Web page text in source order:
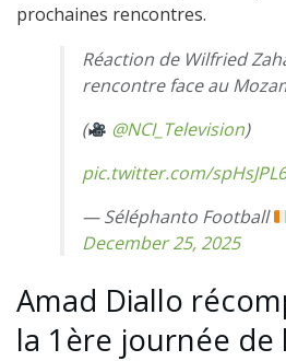
prochaines rencontres.
Réaction de Wilfried
rencontre face au
(
@NCI_Television)
pic.twitter.com/
— Séléphanto Football
December 25, 2025
Amad Diallo
la 1ère journée de